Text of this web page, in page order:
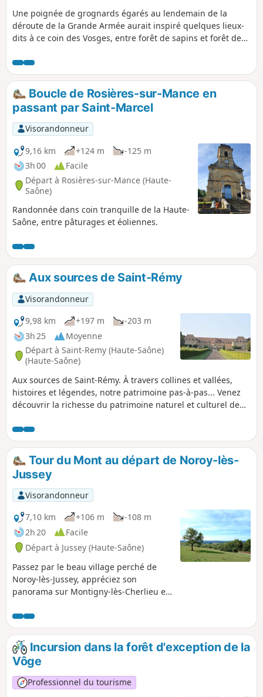
Une poignée de grognards égarés au lendemain de la
déroute de la Grande Armée aurait inspiré quelques lieux-
dits à ce coin des Vosges, entre forêt de sapins et forêt de
Moscou et celui de Jérusalem sont sur le chemin, un petit
clin d’œil à la géographie et à l'histoire. Vous pourrez
repartir avec votre pot de miel de la Miellerie de Jérusalem
ou dormir dans une cabane au camping "La Clairière du
Verbamont".
Boucle de Rosières-sur-Mance en
passant par Saint-Marcel
Visorandonneur
9,16 km
+124 m
-125 m
3h 00
Facile
Départ à Rosières-sur-Mance (Haute-
Saône)
Randonnée dans coin tranquille de la Haute-
Saône, entre pâturages et éoliennes.
Aux sources de Saint-Rémy
Visorandonneur
9,98 km
+197 m
-203 m
3h 25
Moyenne
Départ à Saint-Remy (Haute-Saône)
(Haute-Saône)
Aux sources de Saint-Rémy. À travers collines et vallées,
histoires et légendes, notre patrimoine pas-à-pas... Venez
découvrir la richesse du patrimoine naturel et culturel de
panneaux vous permettront d'en apprendre davantage sur
la préservation et la sauvegarde de notre environnement
ainsi que sur notre histoire.
Tour du Mont au départ de Noroy-lès-
Jussey
Visorandonneur
7,10 km
+106 m
-108 m
2h 20
Facile
Départ à Jussey (Haute-Saône)
Passez par le beau village perché de
Noroy-lès-Jussey, appréciez son
panorama sur Montigny-lès-Cherlieu et
anciens chemins de vigne qui longent
des prés et des vergers. Profitez d une
belle balade sous les frondaisons qui
couvrent le Mont de Noroy. Vous y
découvrirez des vestiges de son passé
viticole et peut-être aurez-vous la
chance de voir un loriot d'Europe.
Incursion dans la forêt d'exception de la
Vôge
Professionnel du tourisme